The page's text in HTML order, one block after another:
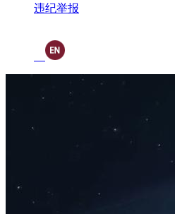
违纪举报